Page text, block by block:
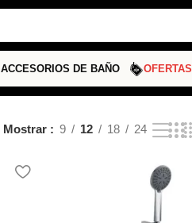
ACCESORIOS DE BAÑO OFERTAS
Mostrar 9 12 18 24